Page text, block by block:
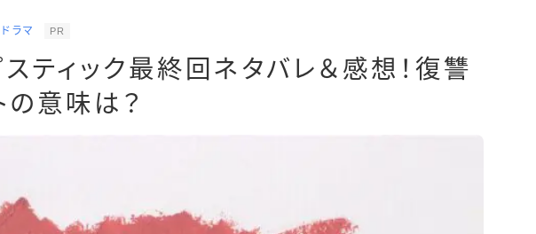
ラマ PR
ティック最終回ネタバレ＆感想！復讐
の意味は？